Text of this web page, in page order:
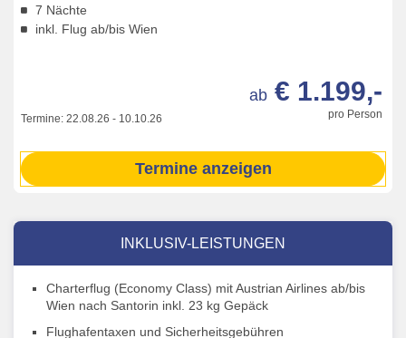
7 Nächte
inkl. Flug ab/bis Wien
Termine: 22.08.26 - 10.10.26 pro Person
ab € 1.199,-
Termine anzeigen
INKLUSIV-LEISTUNGEN
Charterflug (Economy Class) mit Austrian Airlines ab/bis
Wien nach Santorin inkl. 23 kg Gepäck
Flughafentaxen und Sicherheitsgebühren